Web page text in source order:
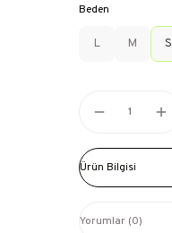
Beden
L M S
Ürün Bilgisi
Yorumlar (0)